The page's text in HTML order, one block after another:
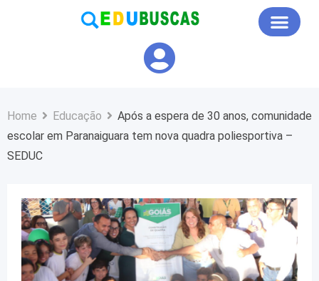
Home Educação
Após a espera de 30 anos, comunidade
escolar em Paranaiguara tem nova quadra poliesportiva –
SEDUC